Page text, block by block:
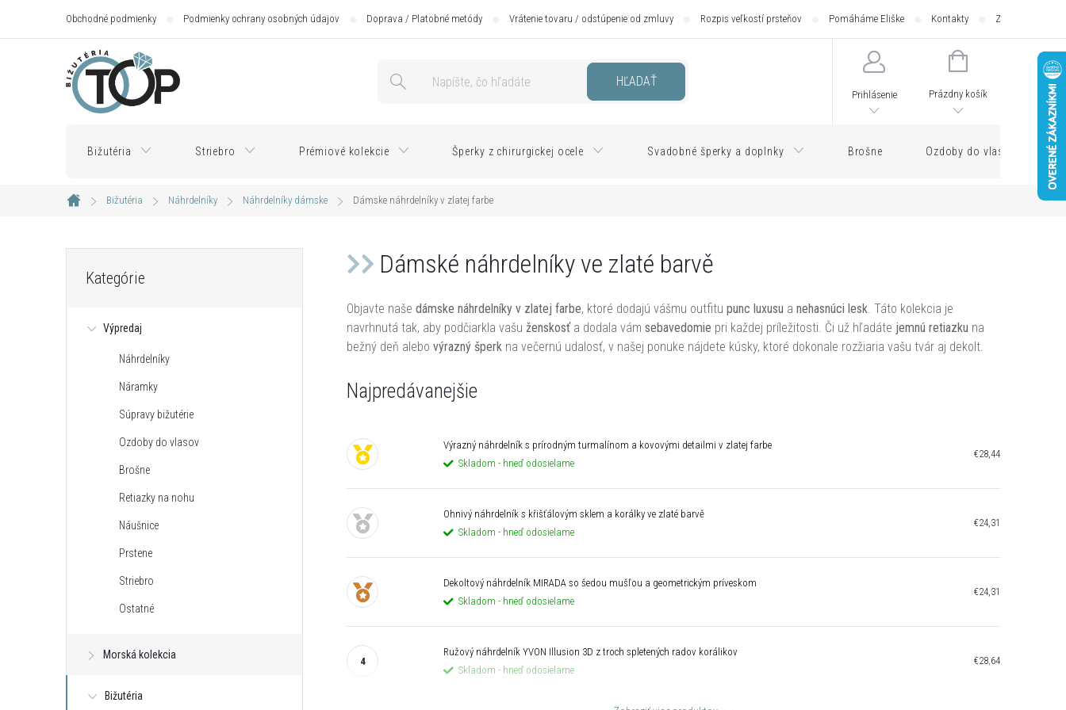
Obchodné podmienky Podmienky ochrany osobných údajov Doprava / Platobné metódy Vrátenie tovaru / odstúpenie od zmluvy Rozpis veľkostí prsteňov Pomáháme Eliške Kontakty Zásilkovna -
HĽADAŤ
Prihlásenie
NÁKUPNÝ
Prázdny košík
Bižutéria Striebro Prémiové kolekcie Šperky z chirurgickej ocele Svadobné šperky a doplnky Brošne Ozdoby do vlasov
Domov
Bižutéria Náhrdelníky Náhrdelníky dámske Dámske náhrdelníky v zlatej farbe
kategórie
Kategórie
Výpredaj
Náhrdelníky
Náramky
Súpravy bižutérie
Ozdoby do vlasov
Brošne
Retiazky na nohu
Náušnice
Prstene
Striebro
Ostatné
Morská kolekcia
Bižutéria
Dámské náhrdelníky ve zlaté barvě
Objavte naše dámske náhrdelníky v zlatej farbe, ktoré dodajú vášmu outfitu punc luxusu a nehasnúci lesk. Táto kolekcia je
navrhnutá tak, aby podčiarkla vašu ženskosťa dodala vám sebavedomie pri každej príležitosti. Či už hľadáte jemnú retiazku na
bežný deň alebo výrazný šperk na večernú udalosť, v našej ponuke nájdete kúsky, ktoré dokonale rozžiaria vašu tvár aj dekolt.
Najpredávanejšie
Výrazný náhrdelník s prírodným turmalínom a kovovými detailmi v zlatej farbe
Skladom - hneď odosielame
€28,44
Ohnivý náhrdelník s křišťálovým sklem a korálky ve zlaté barvě
Skladom - hneď odosielame
€24,31
Dekoltový náhrdelník MIRADA so šedou mušľou a geometrickým príveskom
Skladom - hneď odosielame
€24,31
Ružový náhrdelník YVON Illusion 3D z troch spletených radov korálikov
Skladom - hneď odosielame
€28,64